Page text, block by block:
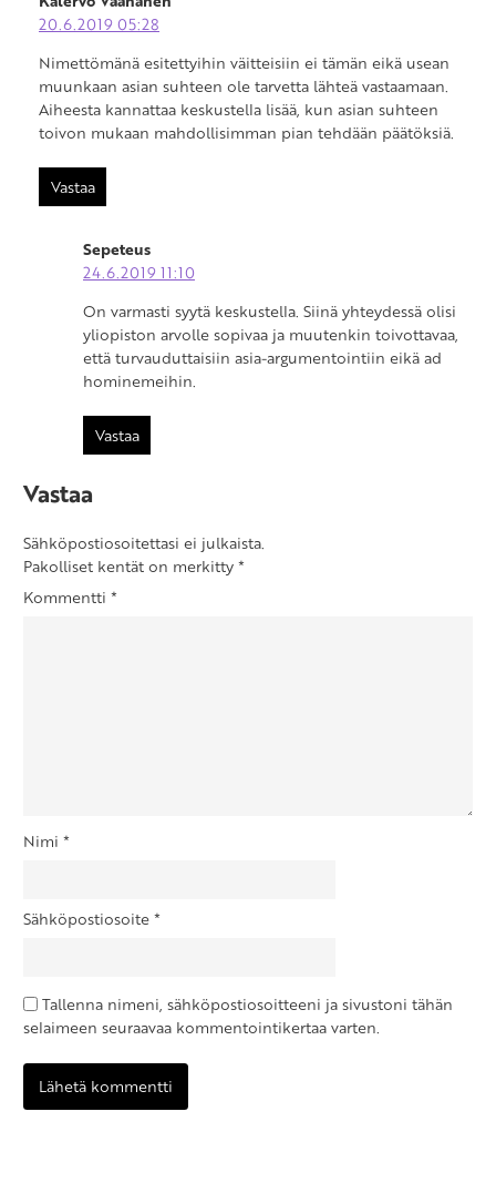
20.6.2019 05:28
Nimettömänä esitettyihin väitteisiin ei tämän eikä usean
muunkaan asian suhteen ole tarvetta lähteä vastaamaan.
Aiheesta kannattaa keskustella lisää, kun asian suhteen
toivon mukaan mahdollisimman pian tehdään päätöksiä.
Vastaa
Sepeteus
24.6.2019 11:10
On varmasti syytä keskustella. Siinä yhteydessä olisi
yliopiston arvolle sopivaa ja muutenkin toivottavaa,
että turvauduttaisiin asia-argumentointiin eikä ad
hominemeihin.
Vastaa
Vastaa
Sähköpostiosoitettasi ei julkaista.
Pakolliset kentät on merkitty*
Kommentti *
Nimi *
Sähköpostiosoite*
Tallenna nimeni, sähköpostiosoitteeni ja sivustoni tähän
selaimeen seuraavaa kommentointikertaa varten.